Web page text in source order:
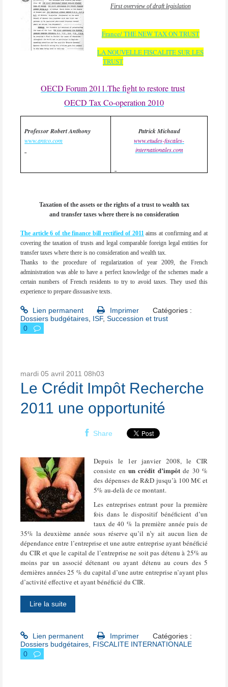
First overview of draft legislation
France/ THE NEW TAX ON TRUST
LA NOUVELLE FISCALITE SUR LES
TRUST
OECD Forum 2011.The fight to restore trust
OECD Tax Co-operation 2010
Professor Robert Anthony
www.antco.com
Patrick Michaud
www.etudes-fiscales-
internationales.com
Taxation of the assets or the rights of a trust to wealth tax
and transfer taxes where there is no consideration
The article 6 of the finance bill rectified of 2011 aims at confirming and at
covering the taxation of trusts and legal comparable foreign legal entities for
transfer taxes where there is no consideration and wealth tax.
Thanks to the procedure of regularization of year 2009, the French
administration was able to have a perfect knowledge of the schemes made a
certain numbers of French residents to try to avoid taxes. They used this
experience to prepare dissuasive texts.
Lien permanent Imprimer
Catégories :
Dossiers budgétaires, ISF, Succession et trust
0
mardi 05 avril 2011 08h03
Le Crédit Impôt Recherche
2011 une opportunité
Share
Depuis le 1er janvier 2008, le CIR
consiste en un crédit d’impôtde 30 %
des dépenses de R&D jusqu’à 100 M€ et
5% au-delà de ce montant.
Les entreprises entrant pour la première
fois dans le dispositif bénéficient d’un
taux de 40 % la première année puis de
35% la deuxième année sous réserve qu’il n’y ait aucun lien de
dépendance entre l’entreprise et une autre entreprise ayant bénéficié
du CIR et que le capital de l’entreprise ne soit pas détenu à 25% au
moins par un associé détenant ou ayant détenu au cours des 5
dernières années 25 % du capital d’une autre entreprise n’ayant plus
d’activité effective et ayant bénéficié du CIR.
Lire la suite
Lien permanent Imprimer
Catégories :
Dossiers budgétaires, FISCALITE INTERNATIONALE
0